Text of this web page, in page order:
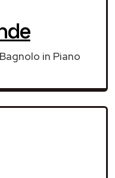
in Piano